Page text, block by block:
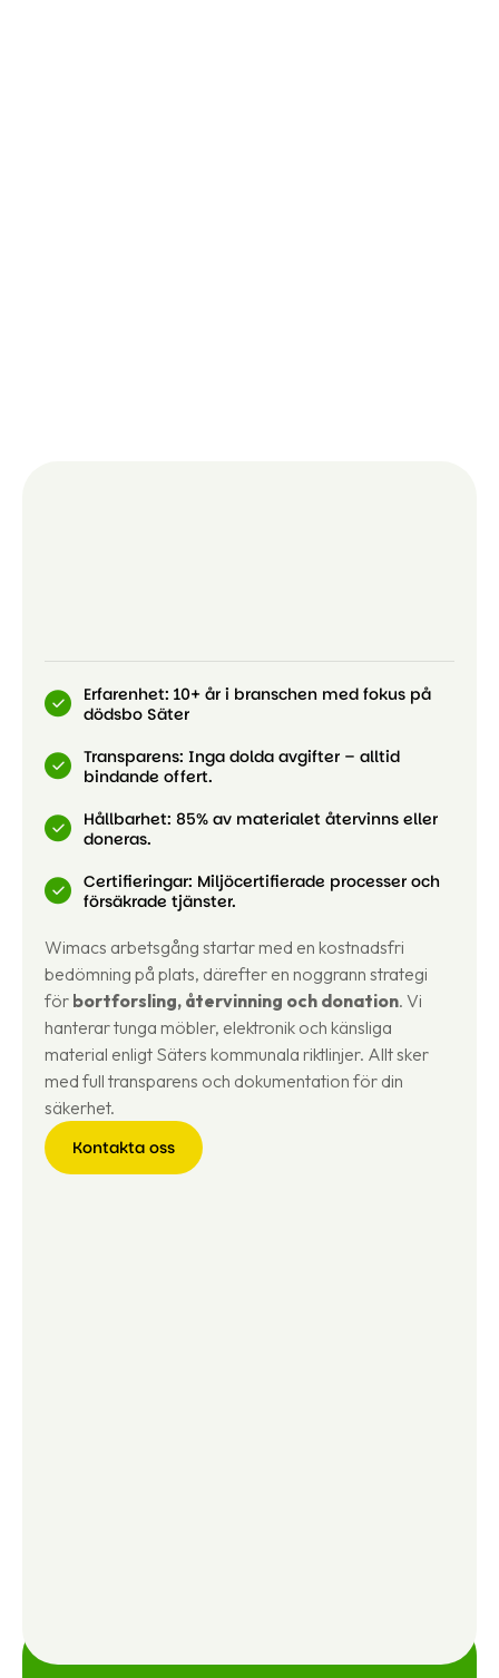
Erfarenhet: 10+ år i branschen med fokus på
dödsbo Säter
Transparens: Inga dolda avgifter – alltid
bindande offert.
Hållbarhet: 85% av materialet återvinns eller
doneras.
Certifieringar: Miljöcertifierade processer och
försäkrade tjänster.
Wimacs arbetsgång startar med en kostnadsfri
bedömning på plats, därefter en noggrann strategi
för bortforsling, återvinning och donation. Vi
hanterar tunga möbler, elektronik och känsliga
material enligt Säters kommunala riktlinjer. Allt sker
med full transparens och dokumentation för din
säkerhet.
Kontakta oss